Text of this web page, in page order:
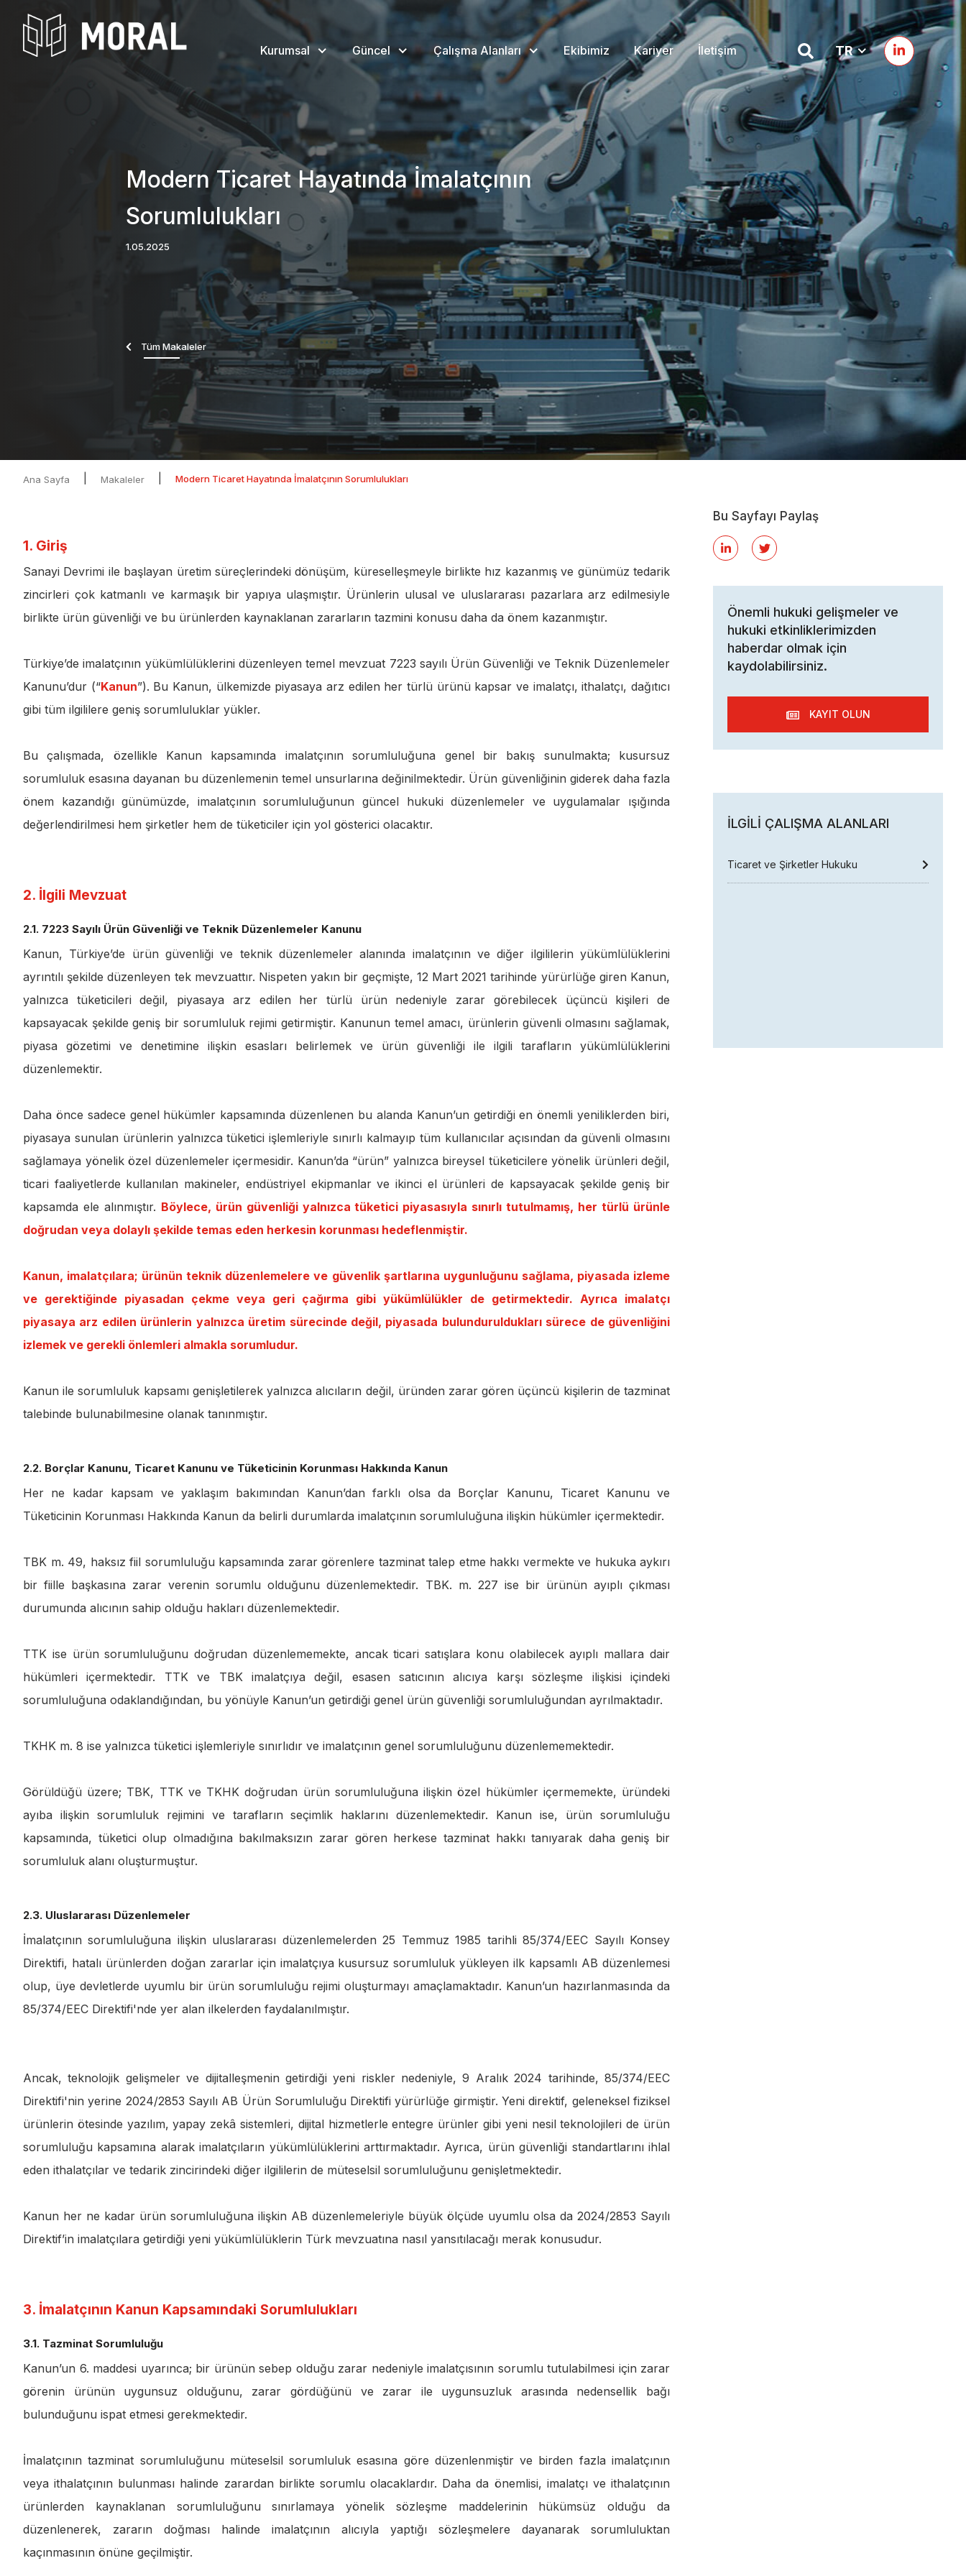
Kurumsal Güncel Çalışma Alanları Ekibimiz Kariyer İletişim TR
Modern Ticaret Hayatında İmalatçının
Sorumlulukları
1.05.2025
Tüm Makaleler
Ana Sayfa Makaleler Modern Ticaret Hayatında İmalatçının Sorumlulukları
1. Giriş
Sanayi Devrimi ile başlayan üretim süreçlerindeki dönüşüm, küreselleşmeyle birlikte hız kazanmış ve günümüz tedarik
zincirleri çok katmanlı ve karmaşık bir yapıya ulaşmıştır. Ürünlerin ulusal ve uluslararası pazarlara arz edilmesiyle
birlikte ürün güvenliği ve bu ürünlerden kaynaklanan zararların tazmini konusu daha da önem kazanmıştır.
Türkiye’de imalatçının yükümlülüklerini düzenleyen temel mevzuat 7223 sayılı Ürün Güvenliği ve Teknik Düzenlemeler
Kanunu’dur (“Kanun”). Bu Kanun, ülkemizde piyasaya arz edilen her türlü ürünü kapsar ve imalatçı, ithalatçı, dağıtıcı
gibi tüm ilgililere geniş sorumluluklar yükler.
Bu çalışmada, özellikle Kanun kapsamında imalatçının sorumluluğuna genel bir bakış sunulmakta; kusursuz
sorumluluk esasına dayanan bu düzenlemenin temel unsurlarına değinilmektedir. Ürün güvenliğinin giderek daha fazla
önem kazandığı günümüzde, imalatçının sorumluluğunun güncel hukuki düzenlemeler ve uygulamalar ışığında
değerlendirilmesi hem şirketler hem de tüketiciler için yol gösterici olacaktır.
2. İlgili Mevzuat
2.1. 7223 Sayılı Ürün Güvenliği ve Teknik Düzenlemeler Kanunu
Kanun, Türkiye’de ürün güvenliği ve teknik düzenlemeler alanında imalatçının ve diğer ilgililerin yükümlülüklerini
ayrıntılı şekilde düzenleyen tek mevzuattır. Nispeten yakın bir geçmişte, 12 Mart 2021 tarihinde yürürlüğe giren Kanun,
yalnızca tüketicileri değil, piyasaya arz edilen her türlü ürün nedeniyle zarar görebilecek üçüncü kişileri de
kapsayacak şekilde geniş bir sorumluluk rejimi getirmiştir. Kanunun temel amacı, ürünlerin güvenli olmasını sağlamak,
piyasa gözetimi ve denetimine ilişkin esasları belirlemek ve ürün güvenliği ile ilgili tarafların yükümlülüklerini
düzenlemektir.
Daha önce sadece genel hükümler kapsamında düzenlenen bu alanda Kanun’un getirdiği en önemli yeniliklerden biri,
piyasaya sunulan ürünlerin yalnızca tüketici işlemleriyle sınırlı kalmayıp tüm kullanıcılar açısından da güvenli olmasını
sağlamaya yönelik özel düzenlemeler içermesidir. Kanun’da “ürün” yalnızca bireysel tüketicilere yönelik ürünleri değil,
ticari faaliyetlerde kullanılan makineler, endüstriyel ekipmanlar ve ikinci el ürünleri de kapsayacak şekilde geniş bir
kapsamda ele alınmıştır. Böylece, ürün güvenliği yalnızca tüketici piyasasıyla sınırlı tutulmamış, her türlü ürünle
doğrudan veya dolaylı şekilde temas eden herkesin korunması hedeflenmiştir.
Kanun, imalatçılara; ürünün teknik düzenlemelere ve güvenlik şartlarına uygunluğunu sağlama, piyasada izleme
ve gerektiğinde piyasadan çekme veya geri çağırma gibi yükümlülükler de getirmektedir. Ayrıca imalatçı
piyasaya arz edilen ürünlerin yalnızca üretim sürecinde değil, piyasada bulunduruldukları sürece de güvenliğini
izlemek ve gerekli önlemleri almakla sorumludur.
Kanun ile sorumluluk kapsamı genişletilerek yalnızca alıcıların değil, üründen zarar gören üçüncü kişilerin de tazminat
talebinde bulunabilmesine olanak tanınmıştır.
2.2. Borçlar Kanunu, Ticaret Kanunu ve Tüketicinin Korunması Hakkında Kanun
Her ne kadar kapsam ve yaklaşım bakımından Kanun’dan farklı olsa da Borçlar Kanunu, Ticaret Kanunu ve
Tüketicinin Korunması Hakkında Kanun da belirli durumlarda imalatçının sorumluluğuna ilişkin hükümler içermektedir.
TBK m. 49, haksız fiil sorumluluğu kapsamında zarar görenlere tazminat talep etme hakkı vermekte ve hukuka aykırı
bir fiille başkasına zarar verenin sorumlu olduğunu düzenlemektedir. TBK. m. 227 ise bir ürünün ayıplı çıkması
durumunda alıcının sahip olduğu hakları düzenlemektedir.
TTK ise ürün sorumluluğunu doğrudan düzenlememekte, ancak ticari satışlara konu olabilecek ayıplı mallara dair
hükümleri içermektedir. TTK ve TBK imalatçıya değil, esasen satıcının alıcıya karşı sözleşme ilişkisi içindeki
sorumluluğuna odaklandığından, bu yönüyle Kanun’un getirdiği genel ürün güvenliği sorumluluğundan ayrılmaktadır.
TKHK m. 8 ise yalnızca tüketici işlemleriyle sınırlıdır ve imalatçının genel sorumluluğunu düzenlememektedir.
Görüldüğü üzere; TBK, TTK ve TKHK doğrudan ürün sorumluluğuna ilişkin özel hükümler içermemekte, üründeki
ayıba ilişkin sorumluluk rejimini ve tarafların seçimlik haklarını düzenlemektedir. Kanun ise, ürün sorumluluğu
kapsamında, tüketici olup olmadığına bakılmaksızın zarar gören herkese tazminat hakkı tanıyarak daha geniş bir
sorumluluk alanı oluşturmuştur.
2.3. Uluslararası Düzenlemeler
İmalatçının sorumluluğuna ilişkin uluslararası düzenlemelerden 25 Temmuz 1985 tarihli 85/374/EEC Sayılı Konsey
Direktifi, hatalı ürünlerden doğan zararlar için imalatçıya kusursuz sorumluluk yükleyen ilk kapsamlı AB düzenlemesi
olup, üye devletlerde uyumlu bir ürün sorumluluğu rejimi oluşturmayı amaçlamaktadır. Kanun’un hazırlanmasında da
85/374/EEC Direktifi'nde yer alan ilkelerden faydalanılmıştır.
Ancak, teknolojik gelişmeler ve dijitalleşmenin getirdiği yeni riskler nedeniyle, 9 Aralık 2024 tarihinde, 85/374/EEC
Direktifi'nin yerine 2024/2853 Sayılı AB Ürün Sorumluluğu Direktifi yürürlüğe girmiştir. Yeni direktif, geleneksel fiziksel
ürünlerin ötesinde yazılım, yapay zekâ sistemleri, dijital hizmetlerle entegre ürünler gibi yeni nesil teknolojileri de ürün
sorumluluğu kapsamına alarak imalatçıların yükümlülüklerini arttırmaktadır. Ayrıca, ürün güvenliği standartlarını ihlal
eden ithalatçılar ve tedarik zincirindeki diğer ilgililerin de müteselsil sorumluluğunu genişletmektedir.
Kanun her ne kadar ürün sorumluluğuna ilişkin AB düzenlemeleriyle büyük ölçüde uyumlu olsa da 2024/2853 Sayılı
Direktif’in imalatçılara getirdiği yeni yükümlülüklerin Türk mevzuatına nasıl yansıtılacağı merak konusudur.
3. İmalatçının Kanun Kapsamındaki Sorumlulukları
3.1. Tazminat Sorumluluğu
Kanun’un 6. maddesi uyarınca; bir ürünün sebep olduğu zarar nedeniyle imalatçısının sorumlu tutulabilmesi için zarar
görenin ürünün uygunsuz olduğunu, zarar gördüğünü ve zarar ile uygunsuzluk arasında nedensellik bağı
bulunduğunu ispat etmesi gerekmektedir.
İmalatçının tazminat sorumluluğunu müteselsil sorumluluk esasına göre düzenlenmiştir ve birden fazla imalatçının
veya ithalatçının bulunması halinde zarardan birlikte sorumlu olacaklardır. Daha da önemlisi, imalatçı ve ithalatçının
ürünlerden kaynaklanan sorumluluğunu sınırlamaya yönelik sözleşme maddelerinin hükümsüz olduğu da
düzenlenerek, zararın doğması halinde imalatçının alıcıyla yaptığı sözleşmelere dayanarak sorumluluktan
kaçınmasının önüne geçilmiştir.
Bu Sayfayı Paylaş
Önemli hukuki gelişmeler ve
hukuki etkinliklerimizden
haberdar olmak için
kaydolabilirsiniz.
KAYIT OLUN
İLGILI ÇALIŞMA ALANLARI
Ticaret ve Şirketler Hukuku